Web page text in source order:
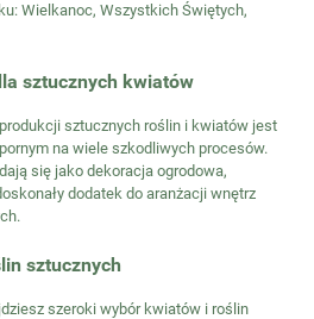
Wielkanoc, Wszystkich Świętych,
sztucznych kwiatów
sztucznych roślin i kwiatów jest
na wiele szkodliwych procesów.
się jako dekoracja ogrodowa,
dodatek do aranżacji wnętrz
sztucznych
szeroki wybór kwiatów i roślin